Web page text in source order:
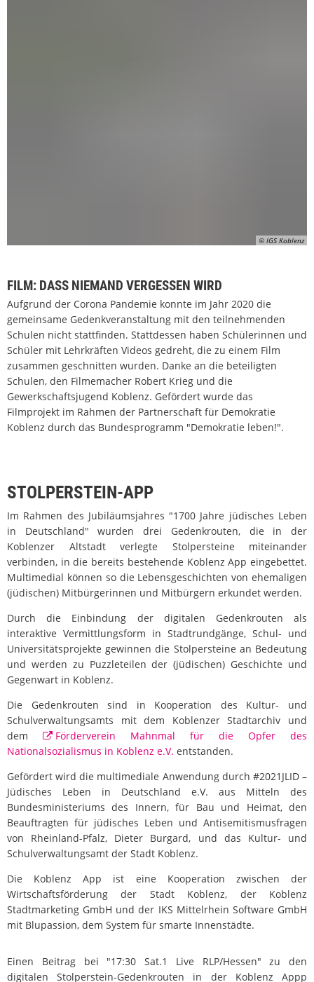
© IGS Koblenz
FILM: DASS NIEMAND VERGESSEN WIRD
Aufgrund der Corona Pandemie konnte im Jahr 2020 die
gemeinsame Gedenkveranstaltung mit den teilnehmenden
Schulen nicht stattfinden. Stattdessen haben Schülerinnen und
Schüler mit Lehrkräften Videos gedreht, die zu einem Film
zusammen geschnitten wurden. Danke an die beteiligten
Schulen, den Filmemacher Robert Krieg und die
Gewerkschaftsjugend Koblenz. Gefördert wurde das
Filmprojekt im Rahmen der Partnerschaft für Demokratie
Koblenz durch das Bundesprogramm "Demokratie leben!".
STOLPERSTEIN-APP
Im Rahmen des Jubiläumsjahres "1700 Jahre jüdisches Leben
in Deutschland" wurden drei Gedenkrouten, die in der
Koblenzer Altstadt verlegte Stolpersteine miteinander
verbinden, in die bereits bestehende Koblenz App eingebettet.
Multimedial können so die Lebensgeschichten von ehemaligen
(jüdischen) Mitbürgerinnen und Mitbürgern erkundet werden.
Durch die Einbindung der digitalen Gedenkrouten als
interaktive Vermittlungsform in Stadtrundgänge, Schul- und
Universitätsprojekte gewinnen die Stolpersteine an Bedeutung
und werden zu Puzzleteilen der (jüdischen) Geschichte und
Gegenwart in Koblenz.
Die Gedenkrouten sind in Kooperation des Kultur- und
Schulverwaltungsamts mit dem Koblenzer Stadtarchiv und
dem
Förderverein Mahnmal für die Opfer des
Nationalsozialismus in Koblenz e.V. entstanden.
Gefördert wird die multimediale Anwendung durch #2021JLID –
Jüdisches Leben in Deutschland e.V. aus Mitteln des
Bundesministeriums des Innern, für Bau und Heimat, den
Beauftragten für jüdisches Leben und Antisemitismusfragen
von Rheinland-Pfalz, Dieter Burgard, und das Kultur- und
Schulverwaltungsamt der Stadt Koblenz.
Die Koblenz App ist eine Kooperation zwischen der
Wirtschaftsförderung der Stadt Koblenz, der Koblenz
Stadtmarketing GmbH und der IKS Mittelrhein Software GmbH
mit Blupassion, dem System für smarte Innenstädte.
Einen Beitrag bei "17:30 Sat.1 Live RLP/Hessen" zu den
digitalen Stolperstein-Gedenkrouten in der Koblenz Appp